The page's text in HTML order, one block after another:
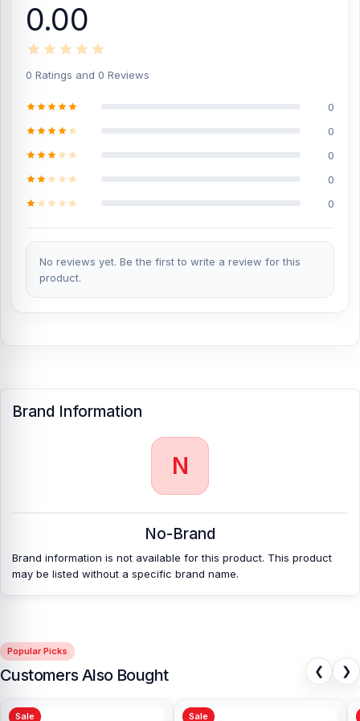
0.00
0 Ratings and 0 Reviews
0
0
0
0
0
No reviews yet. Be the first to write a review for this
product.
Brand Information
N
No-Brand
Brand information is not available for this product. This product
may be listed without a specific brand name.
Popular Picks
Customers Also Bought ❮ ❯
Sale Sale